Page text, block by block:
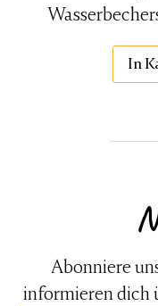
In
Abonniere
informieren dich